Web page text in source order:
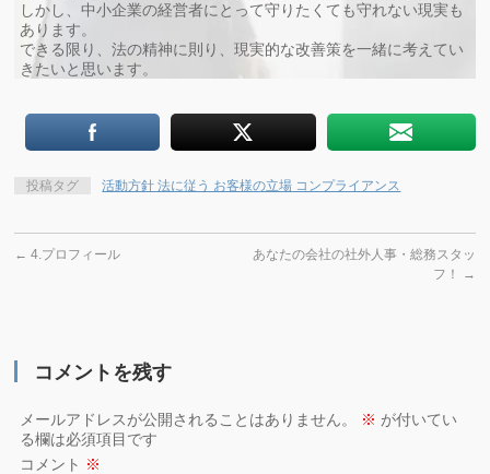
しかし、中小企業の経営者にとって守りたくても守れない現実も
あります。
できる限り、法の精神に則り、現実的な改善策を一緒に考えてい
きたいと思います。
投稿タグ 活動方針 法に従う お客様の立場 コンプライアンス
← 4.プロフィール
あなたの会社の社外人事・総務スタッ
フ！
→
コメントを残す
メールアドレスが公開されることはありません。 ※ が付いてい
る欄は必須項目です
コメント ※